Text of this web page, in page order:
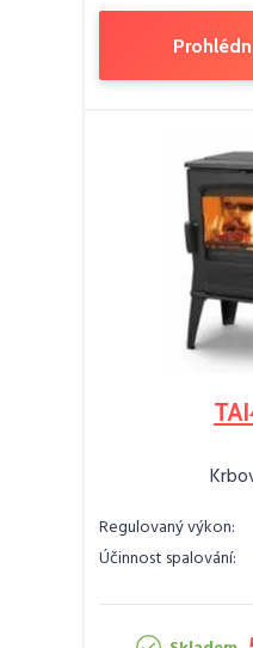
Regulovaný výkon:
Účinnost spalování: